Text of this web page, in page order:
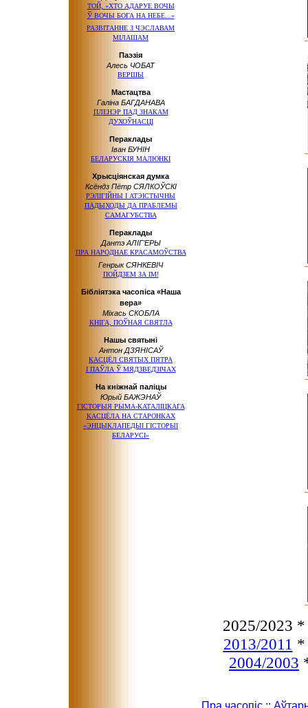
ТОЙ, «ХТО АДАРУЕ ВОЧЫ
Ў ВОЧЫБОГА НА НЕБЕ...»
РАЗВІТАННЕ З ЧЭСЛАВАМ
МІЛАШАМ
Паэзія
Алесь ЧОБАТ
ВЕРШЫ
Мастацтва
Галіна БАГДАНАВА
ПЛЕНЭР ПАД ЗНАКАМ
ДУХОЎНАСЦІ
Пераклады
Іван БУНІН
БЕЛАРУСКІЯ МАЛЮНКІ
Хрысціянская думка
Ксёндз Пётр СЯЛКОЎСКІ
РЭЛІГІЙНЫ І АТЭІСТЫЧНЫ
ПАДЫХОДЫ ДА ПРАБЛЕМЫ
САМАГУБСТВА
Пераклады
Дантэ АЛІГ’ЕРЫ
ПРА НАРОДНАЕКРАСАМОЎСТВА
Генрык СЯНКЕВІЧ
ПОЙДЗЕМ ЗА ІМ!
Бібліятэка часопіса «Наша
вера»
Міхась СКОБЛА
КНІГА, ПОЎНАЯ СВЯТЛА
Нашы святыні
Антон ДЗЯНІСАЎ
КАСЦЁЛ СВЯТЫХ ПЯТРА
І ПАЎЛА Ў МЯДЗВЕДЗІЧАХ
На кніжнай паліцы
Юрый БАЖЭНАЎ
ГІСТОРЫЯ РЫМА-КАТАЛІЦКАГА
КАСЦЁЛА НА СТАРОНКАХ
«ЭНЦЫКЛАПЕДЫІ ГІСТОРЫІ
БЕЛАРУСІ»
2025/2023
2013/2011
2004/2003
Пра часопіс ::